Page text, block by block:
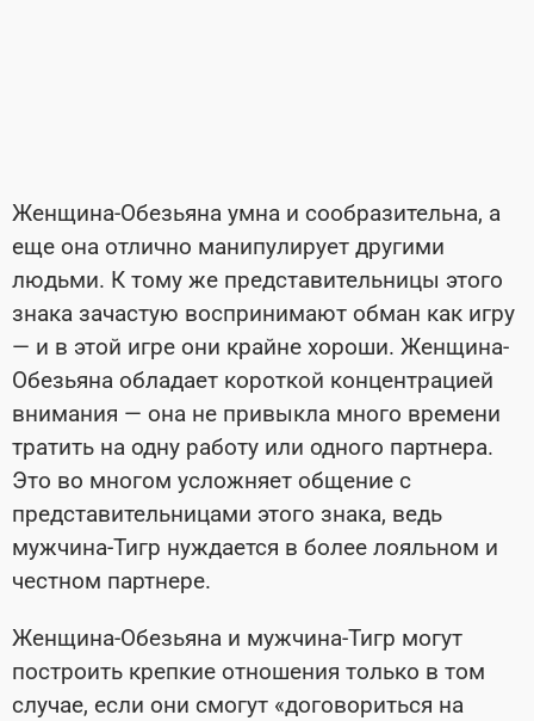
Женщина-Обезьяна умна и сообразительна, а
еще она отлично манипулирует другими
людьми. К тому же представительницы этого
знака зачастую воспринимают обман как игру
— и в этой игре они крайне хороши. Женщина-
Обезьяна обладает короткой концентрацией
внимания — она не привыкла много времени
тратить на одну работу или одного партнера.
Это во многом усложняет общение с
представительницами этого знака, ведь
мужчина-Тигр нуждается в более лояльном и
честном партнере.
Женщина-Обезьяна и мужчина-Тигр могут
построить крепкие отношения только в том
случае, если они смогут «договориться на